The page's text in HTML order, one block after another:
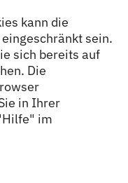
kann die
sein.
sich bereits auf
Die
in Ihrer
im